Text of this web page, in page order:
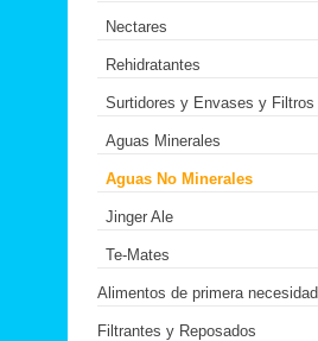
Nectares
Rehidratantes
Surtidores y Envases y Filtros
Aguas Minerales
Aguas No Minerales
Jinger Ale
Te-Mates
Alimentos de primera necesidad
Filtrantes y Reposados